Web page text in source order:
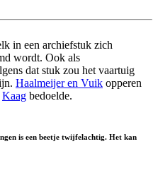
in een archiefstuk zich
wordt. Ook als
dat stuk zou het vaartuig
Haalmeijer en Vuik opperen
Kaag bedoelde.
is een beetje twijfelachtig. Het kan